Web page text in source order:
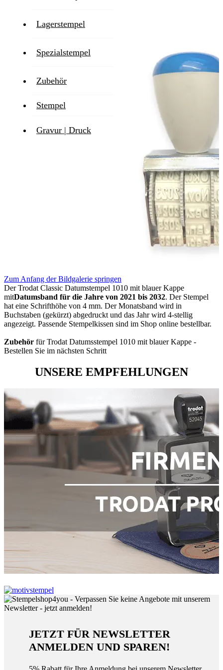
Lagerstempel
Spezialstempel
Zubehör
Stempel
Gravur | Druck
Zum Ende der Bildgalerie springen
Zum Anfang der Bildgalerie springen
Der Trodat Classic Datumstempel 1010 mit blauer Kappe
mitDatumsband für die Jahre von 2021 bis 2032. Der Stempel
hat eine Schrifthöhe von 4 mm. Der Monatsband wird in
Buchstaben (gekürzt) abgedruckt und das Jahr wird 4-stellig
angezeigt. Passende Stempelkissen sind im Shop online bestellbar.
Zubehör für Trodat Datumsstempel 1010 mit blauer Kappe -
Bestellen Sie im nächsten Schritt
UNSERE EMPFEHLUNGEN
JETZT FÜR NEWSLETTER
ANMELDEN UND SPAREN!